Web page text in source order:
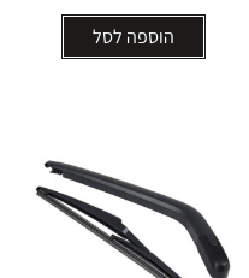
הוספה לסל